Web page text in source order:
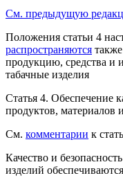
См. предыдущую
Положения статьи 4
распространяются
продукцию, средства и
табачные изделия
Статья 4. Обеспечение
продуктов, материалов
См. комментарии к
Качество и
изделий